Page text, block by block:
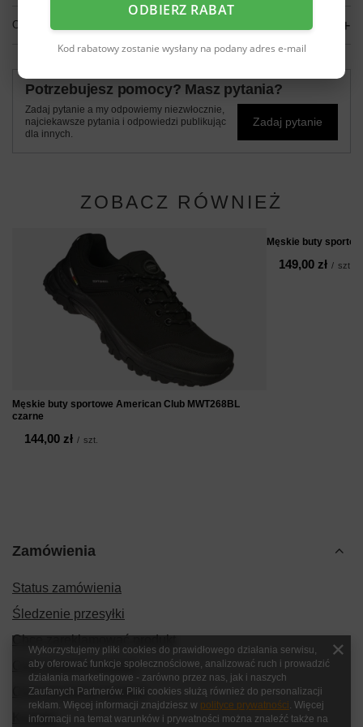
OPINIE
Potrzebujesz pomocy? Masz pytania?
Zadaj pytanie a my odpowiemy niezwłocznie,
najciekawsze pytania i odpowiedzi publikując
dla innych.
Zadaj pytanie
ZOBACZ RÓWNIEŻ
Męskie buty sportowe American Club MWT268BL
czarne
144,00 zł / szt.
Męskie buty
149,00 zł / szt.
Zamówienia
Status zamówienia
Śledzenie przesyłki
Chcę zareklamować produkt
Chcę zwrócić produkt
Chcę wymienić produkt
Kontakt
ODBIERZ RABAT
Kod rabatowy zostanie wysłany na podany adres e-mail
Wykorzystujemy pliki cookies do prawidłowego działania serwisu,
aby oferować funkcje społecznościowe, analizować ruch i prowadzić
działania marketingowe - zarówno przez nas, jak i naszych
Zaufanych Partnerów. Pliki cookies służą również do personalizacji
reklam. Więcej informacji znajdziesz w polityce prywatności. Więcej
informacji na temat warunków i prywatności można znaleźć także na